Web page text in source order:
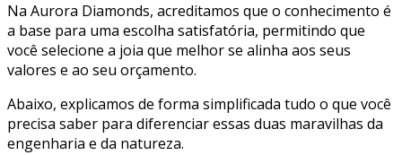
Na Aurora Diamonds, acreditamos que o conhecimento é
a base para uma escolha satisfatória, permitindo que
você selecione a joia que melhor se alinha aos seus
valores e ao seu orçamento.
Abaixo, explicamos de forma simplificada tudo o que você
precisa saber para diferenciar essas duas maravilhas da
engenharia e da natureza.